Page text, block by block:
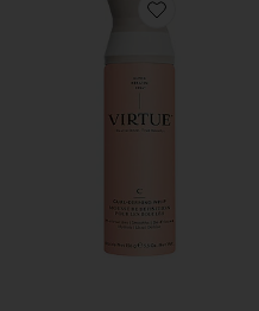
Favorite